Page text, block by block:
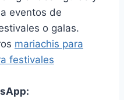
eventos de
o galas.
mariachis para
festivales